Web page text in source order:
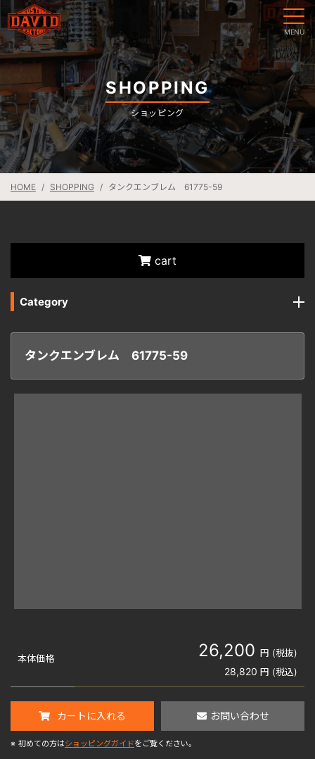
SHOPPING
ショッピング
HOME SHOPPING タンクエンブレム 61775-59
cart
Category
タンクエンブレム 61775-59
本体価格 26,200 円 (税抜)
28,820 円 (税込)
カートに入れる お問い合わせ
※ 初めての方はショッピングガイドをご覧ください。